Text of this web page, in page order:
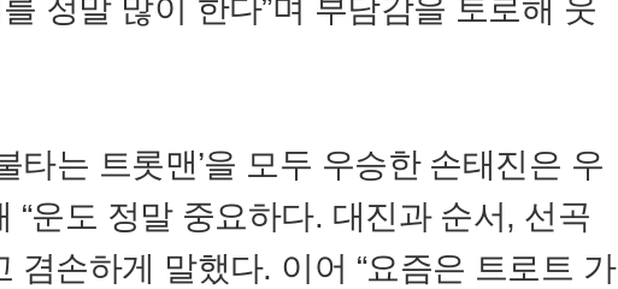
정말 많이 한다”며 부담감을 토로해 웃
불타는 트롯맨’을 모두 우승한 손태진은 우
“운도 정말 중요하다. 대진과 순서, 선곡
겸손하게 말했다. 이어 “요즘은 트로트 가